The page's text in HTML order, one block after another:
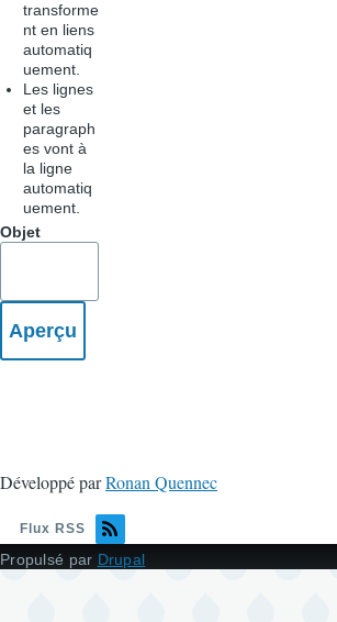
transforme
nt en liens
automatiq
uement.
Les lignes
et les
paragraph
es vont à
la ligne
automatiq
uement.
Objet
Développé parRonan Quennec
Flux RSS
Propulsé par Drupal